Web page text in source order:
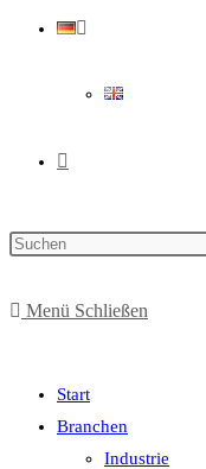
Menü Schließen
Start
Branchen
Industrie